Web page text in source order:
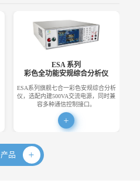
ESA 系列
彩色全功能安规综合分析仪
ESA系列旗舰七合一彩色安规综合分析
仪，选配内建500VA交流电源，同时兼
容多种通信控制接口。
品